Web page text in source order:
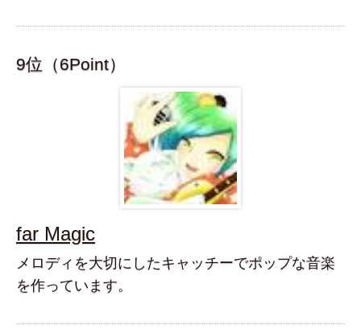
9位（6Point）
far Magic
メロディを大切にしたキャッチーでポップな音楽
を作っています。